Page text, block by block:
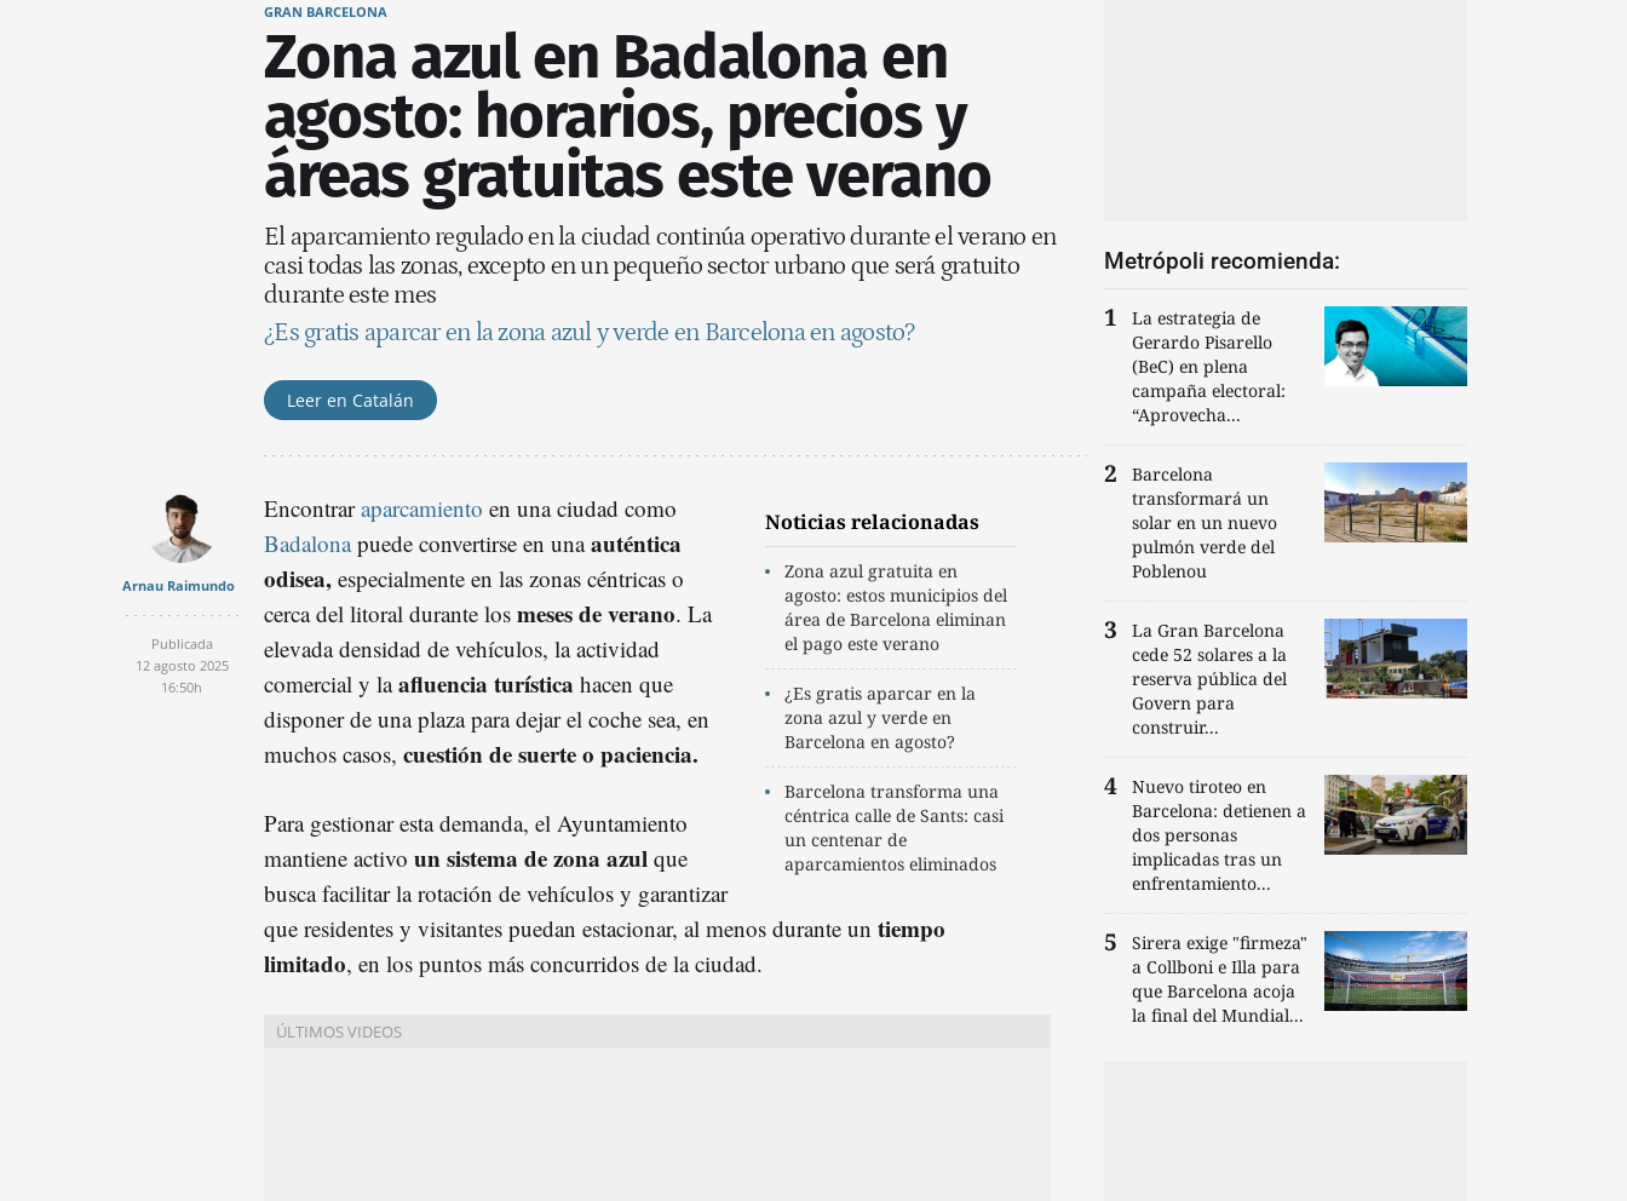
GRAN BARCELONA
Zona azul en Badalona en
agosto: horarios, precios y
áreas gratuitas este verano
El aparcamiento regulado en la ciudad continúa operativo durante el verano en
casi todas las zonas, excepto en un pequeño sector urbano que será gratuito
durante este mes
¿Es gratis aparcar en la zona azul y verde en Barcelona en agosto?
Leer en Catalán
Arnau Raimundo
Publicada
12 agosto 2025
16:50h
Noticias relacionadas
Zona azul gratuita en
agosto: estos municipios del
área de Barcelona eliminan
el pago este verano
¿Es gratis aparcar en la
zona azul y verde en
Barcelona en agosto?
Barcelona transforma una
céntrica calle de Sants: casi
un centenar de
aparcamientos eliminados
Encontraraparcamiento en una ciudad como
Badalonapuede convertirse en unaauténtica
odisea, especialmente en las zonas céntricas o
cerca del litoral durante los meses de verano. La
elevada densidad de vehículos, la actividad
comercial y laafluencia turística hacen que
disponer de una plaza para dejar el coche sea, en
muchos casos, cuestión de suerte o paciencia.
Para gestionar esta demanda, el Ayuntamiento
mantiene activo un sistema de zona azul que
busca facilitar la rotación de vehículos y garantizar
que residentes y visitantes puedan estacionar, al menos durante un tiempo
limitado, en los puntos más concurridos de la ciudad.
Metrópoli recomienda:
La estrategia de
Gerardo Pisarello
(BeC) en plena
campaña electoral:
“Aprovecha...
Barcelona
transformará un
solar en un nuevo
pulmón verde del
Poblenou
La Gran Barcelona
cede 52 solares a la
reserva pública del
Govern para
construir...
Nuevo tiroteo en
Barcelona: detienen a
dos personas
implicadas tras un
enfrentamiento...
Sirera exige "firmeza"
a Collboni e Illa para
que Barcelona acoja
la final del Mundial...